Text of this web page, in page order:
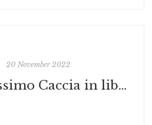
20 November 2022
OH! Massimo Caccia in libreria sullaluna con le stampe, gli adesivi e le nuove borse autografate in edizione limitata